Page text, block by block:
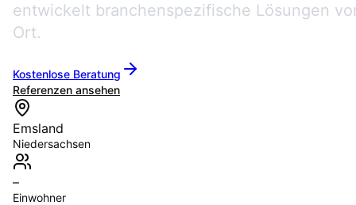
entwickelt branchenspezifische Lösungen
Ort.
Kostenlose Beratung
Referenzen ansehen
Emsland
Niedersachsen
–
Einwohner